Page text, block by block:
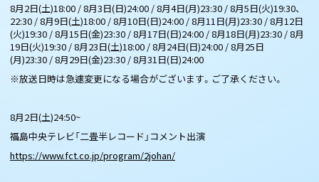
8月2日(土)18:00 / 8月3日(日)24:00 / 8月4日(月)23:30 / 8月5日(火)19:30、
22:30 / 8月9日(土)18:00 / 8月10日(日)24:00 / 8月11日(月)23:30 / 8月12日
(火)19:30 / 8月15日(金)23:30 / 8月17日(日)24:00 / 8月18日(月)23:30 / 8月
19日(火)19:30 / 8月23日(土)18:00 / 8月24日(日)24:00 / 8月25日
(月)23:30 / 8月29日(金)23:30 / 8月31日(日)24:00
※放送日時は急遽変更になる場合がございます。ご了承ください。
8月2日(土)24:50~
福島中央テレビ「二畳半レコード」コメント出演
https://www.fct.co.jp/program/2johan/